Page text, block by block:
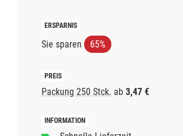
Sie sparen 65%
Packung 250 Stck. ab 3,47 €